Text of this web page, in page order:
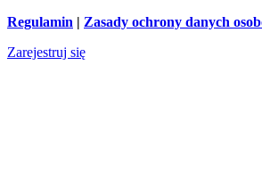
Regulamin | Zasady ochrony danych
Zarejestruj się